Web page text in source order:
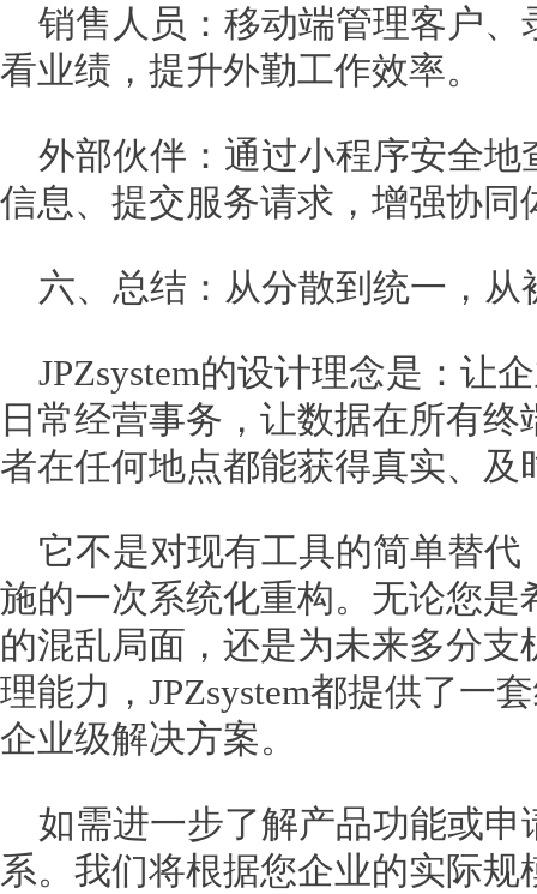
销售人员：移动端管理客户
看业绩，提升外勤工作效率。
外部伙伴：通过小程序安全
信息、提交服务请求，增强协同
六、总结：从分散到统一，
JPZsystem的设计理念是：让
日常经营事务，让数据在所有
者在任何地点都能获得真实、及
它不是对现有工具的简单替
施的一次系统化重构。无论您
的混乱局面，还是为未来多分
理能力，JPZsystem都提供了一
企业级解决方案。
如需进一步了解产品功能或
系。我们将根据您企业的实际